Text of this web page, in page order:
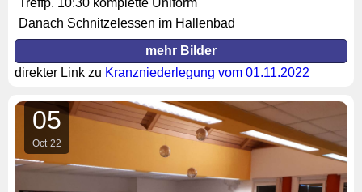
Treffp. 10:30 komplette Uniform
Danach Schnitzelessen im Hallenbad
mehr Bilder
direkter Link zu Kranzniederlegung vom 01.11.2022
05
Oct 22